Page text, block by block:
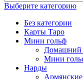
Выберите категорию
Без категории
Карты Таро
Мини гольф
Домашний
Мини
Нарды